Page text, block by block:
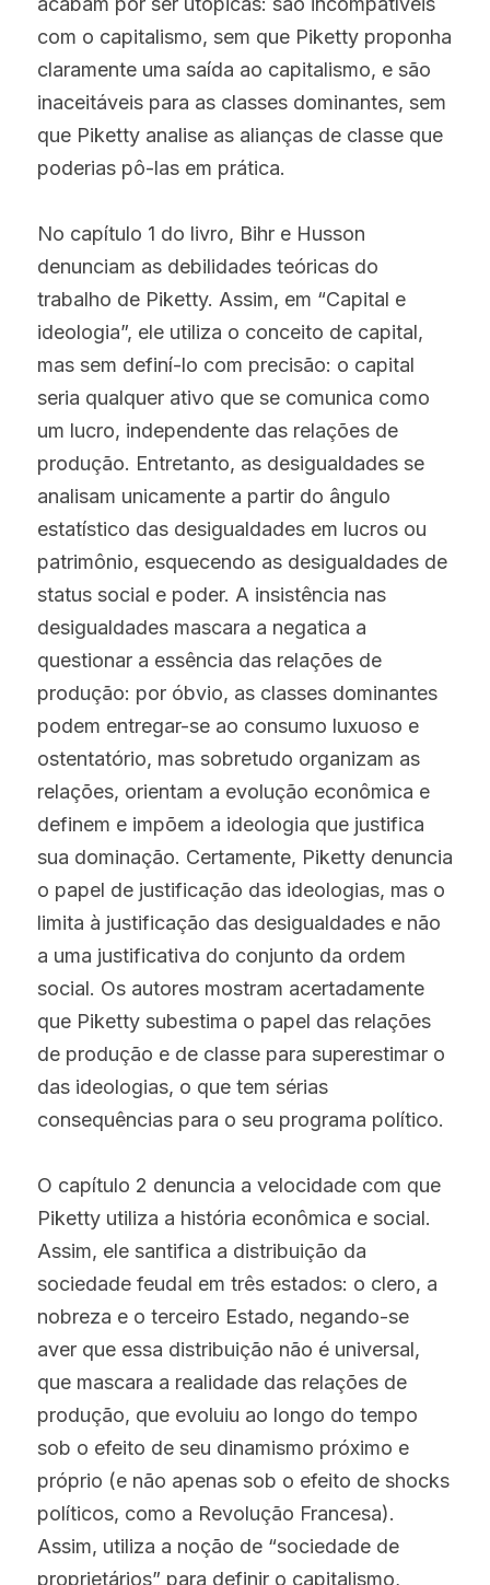
com o capitalismo, sem que Piketty proponha
claramente uma saída ao capitalismo, e são
inaceitáveis para as classes dominantes, sem
que Piketty analise as alianças de classe que
poderias pô-las em prática.
No capítulo 1 do livro, Bihr e Husson
denunciam as debilidades teóricas do
trabalho de Piketty. Assim, em “Capital e
ideologia”, ele utiliza o conceito de capital,
mas sem definí-lo com precisão: o capital
seria qualquer ativo que se comunica como
um lucro, independente das relações de
produção. Entretanto, as desigualdades se
analisam unicamente a partir do ângulo
estatístico das desigualdades em lucros ou
patrimônio, esquecendo as desigualdades de
status social e poder. A insistência nas
desigualdades mascara a negatica a
questionar a essência das relações de
produção: por óbvio, as classes dominantes
podem entregar-se ao consumo luxuoso e
ostentatório, mas sobretudo organizam as
relações, orientam a evolução econômica e
definem e impõem a ideologia que justifica
sua dominação. Certamente, Piketty denuncia
o papel de justificação das ideologias, mas o
limita à justificação das desigualdades e não
a uma justificativa do conjunto da ordem
social. Os autores mostram acertadamente
que Piketty subestima o papel das relações
de produção e de classe para superestimar o
das ideologias, o que tem sérias
consequências para o seu programa político.
O capítulo 2 denuncia a velocidade com que
Piketty utiliza a história econômica e social.
Assim, ele santifica a distribuição da
sociedade feudal em três estados: o clero, a
nobreza e o terceiro Estado, negando-se
aver que essa distribuição não é universal,
que mascara a realidade das relações de
produção, que evoluiu ao longo do tempo
sob o efeito de seu dinamismo próximo e
próprio (e não apenas sob o efeito de shocks
políticos, como a Revolução Francesa).
Assim, utiliza a noção de “sociedade de
proprietários” para definir o capitalismo,